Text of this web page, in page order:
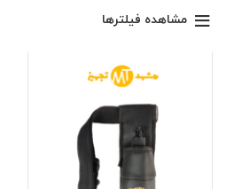
مشاهده فیلترها